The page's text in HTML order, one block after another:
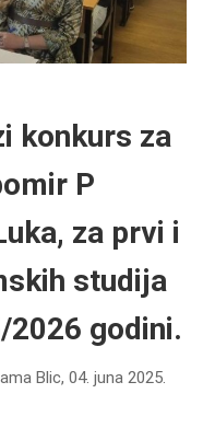
konkurs za
P
za prvi i
studija
godini.
Blic, 04. juna 2025.